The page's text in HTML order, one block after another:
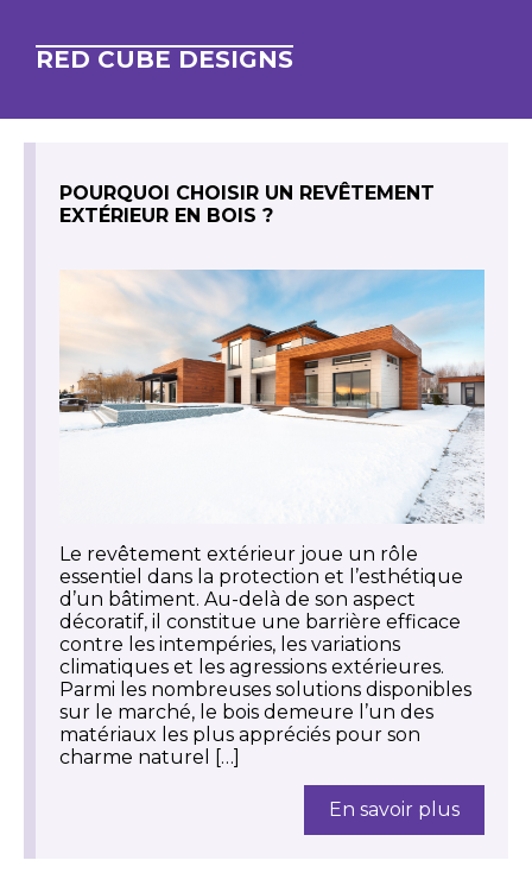
RED CUBE DESIGNS
POURQUOI CHOISIR UN REVÊTEMENT
EXTÉRIEUR EN BOIS ?
Le revêtement extérieur joue un rôle
essentiel dans la protection et l’esthétique
d’un bâtiment. Au-delà de son aspect
décoratif, il constitue une barrière efficace
contre les intempéries, les variations
climatiques et les agressions extérieures.
Parmi les nombreuses solutions disponibles
sur le marché, le bois demeure l’un des
matériaux les plus appréciés pour son
charme naturel […]
En savoir plus